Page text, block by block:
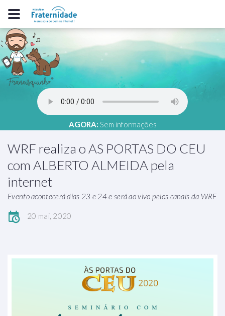
AGORA: Sem informações
WRF realiza o AS PORTAS DO CEU
com ALBERTO ALMEIDA pela
internet
Evento acontecerá dias 23 e 24 e será ao vivo pelos canais da WRF
20 mai, 2020